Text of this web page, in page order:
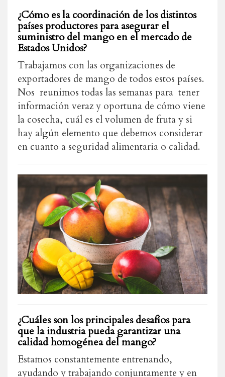
¿Cómo es la coordinación de los distintos
países productores para asegurar el
suministro del mango en el mercado de
Estados Unidos?
Trabajamos con las organizaciones de
exportadores de mango de todos estos países.
Nos reunimos todas las semanas para tener
información veraz y oportuna de cómo viene
la cosecha, cuál es el volumen de fruta y si
hay algún elemento que debemos considerar
en cuanto a seguridad alimentaria o calidad.
¿Cuáles son los principales desafíos para
que la industria pueda garantizar una
calidad homogénea del mango?
Estamos constantemente entrenando,
ayudando y trabajando conjuntamente y en